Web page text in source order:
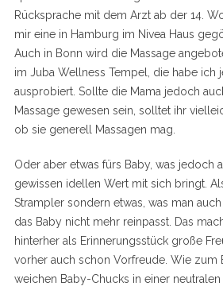
Rücksprache mit dem Arzt ab der 14.
mir eine in Hamburg im Nivea Haus
Auch in Bonn wird die Massage
im Juba Wellness Tempel, die habe ich
ausprobiert. Sollte die Mama jedoch
Massage gewesen sein, solltet ihr
ob sie generell Massagen mag.
Oder aber etwas fürs Baby, was jedoch
gewissen idellen Wert mit sich bringt.
Strampler sondern etwas, was man
das Baby nicht mehr reinpasst. Das
hinterher als Erinnerungsstück große
vorher auch schon Vorfreude. Wie zum
weichen Baby-Chucks in einer neutralen